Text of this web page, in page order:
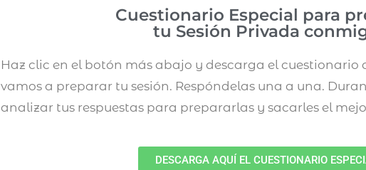
Cuestionario Especial para
tu Sesión Privada
Haz clic en el botón más abajo y descarga el cuestionario
vamos a preparar tu sesión. Respóndelas una a una.
analizar tus respuestas para prepararlas y sacarles el
DESCARGA AQUÍ EL CUESTIONARIO